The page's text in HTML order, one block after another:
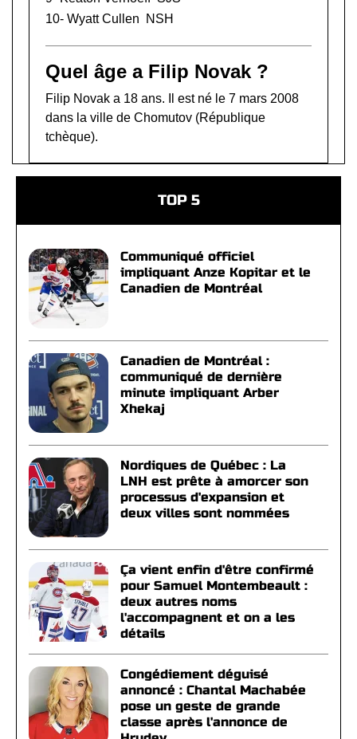
10- Wyatt Cullen NSH
Quel âge a Filip Novak ?
Filip Novak a 18 ans. Il est né le 7 mars 2008
dans la ville de Chomutov (République
tchèque).
TOP 5
Communiqué officiel
impliquant Anze Kopitar et le
Canadien de Montréal
Canadien de Montréal :
communiqué de dernière
minute impliquant Arber
Xhekaj
Nordiques de Québec : La
LNH est prête à amorcer son
processus d'expansion et
deux villes sont nommées
Ça vient enfin d'être confirmé
pour Samuel Montembeault :
deux autres noms
l'accompagnent et on a les
détails
Congédiement déguisé
annoncé : Chantal Machabée
pose un geste de grande
classe après l'annonce de